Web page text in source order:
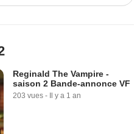
Reginald The Vampire -
saison 2 Bande-annonce VF
203 vues - Il y a 1 an